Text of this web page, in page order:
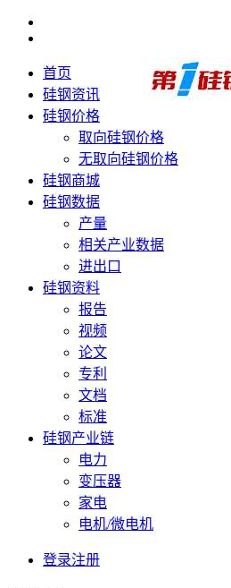
首页
硅钢资讯
硅钢价格
取向硅钢价格
无取向硅钢价格
硅钢商城
硅钢数据
产量
相关产业数据
进出口
硅钢资料
报告
视频
论文
专利
文档
标准
硅钢产业链
电力
变压器
家电
电机/微电机
登录注册